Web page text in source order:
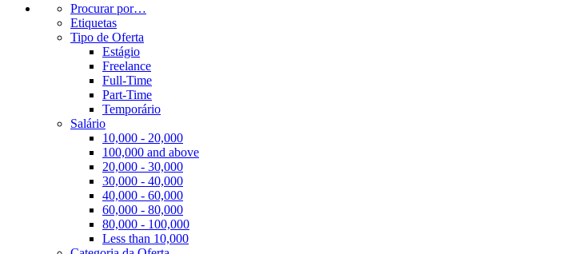
Procurar por…
Etiquetas
Tipo de Oferta
Estágio
Freelance
Full-Time
Part-Time
Temporário
Salário
10,000 - 20,000
100,000 and above
20,000 - 30,000
30,000 - 40,000
40,000 - 60,000
60,000 - 80,000
80,000 - 100,000
Less than 10,000